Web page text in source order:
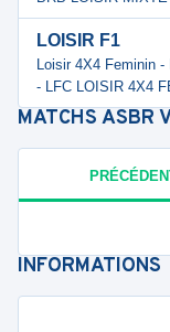
LOISIR F1
Loisir 4X4 Feminin
- LFC LOISIR 4X4
MATCHS ASBR
INFORMATIONS